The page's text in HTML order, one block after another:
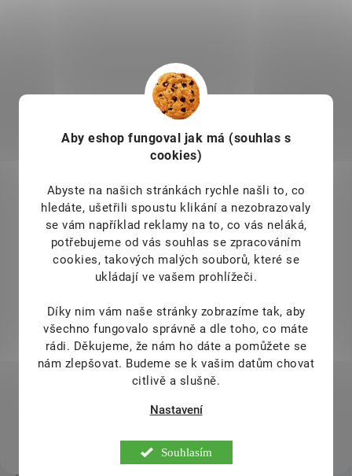
Aby eshop fungoval jak má (souhlas s
cookies)
Abyste na našich stránkách rychle našli to, co
hledáte, ušetřili spoustu klikání a nezobrazovaly
se vám například reklamy na to, co vás neláká,
potřebujeme od vás souhlas se zpracováním
cookies, takových malých souborů, které se
ukládají ve vašem prohlížeči.
Díky nim vám naše stránky zobrazíme tak, aby
všechno fungovalo správně a dle toho, co máte
rádi. Děkujeme, že nám ho dáte a pomůžete se
nám zlepšovat. Budeme se k vašim datům chovat
citlivě a slušně.
Nastavení
Souhlasím
Herbadent JUNIOR Eco
jemnými vlákny 1 ks
59 Kč
49 Kč
SKLADEM
Ve spolupráci s českými
stomatology a dentálními
hygienistkami vyvinuté zubní
splňují nároky moderní zubní péče
o dětské zuby. Speciálně
tvarovaná, v obou roz­měrech
zmenšená hlava kartáčku, osazená
nejjemnějšími vlákny umožňuje